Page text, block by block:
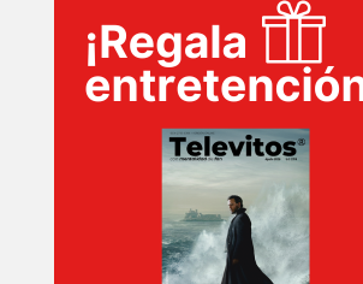
INICIO
PELICULAS
TECNOVITOS